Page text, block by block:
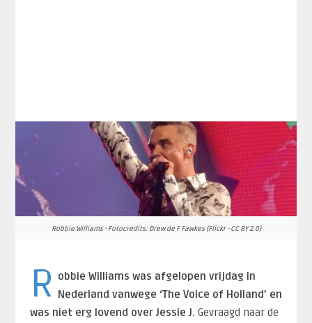
Robbie Williams - Fotocredits: Drew de F Fawkes (Flickr - CC BY 2.0)
R obbie Williams was afgelopen vrijdag in
Nederland vanwege ‘The Voice of Holland’ en
was niet erg lovend over Jessie J. Gevraagd naar de